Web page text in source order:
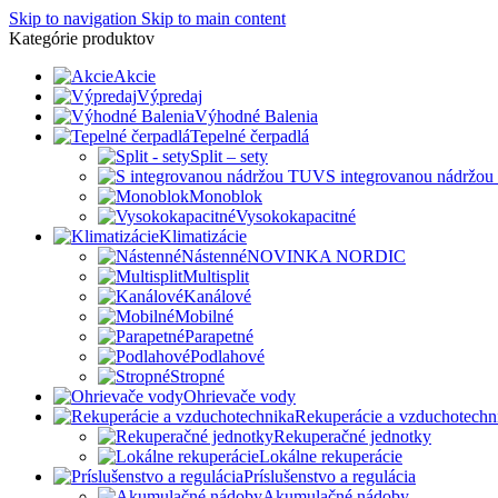
Skip to navigation Skip to main content
Kategórie produktov
Akcie
Výpredaj
Výhodné Balenia
Tepelné čerpadlá
Split – sety
S integrovanou
Monoblok
Vysokokapacitné
Klimatizácie
NástennéNOVINKA NORDIC
Multisplit
Kanálové
Mobilné
Parapetné
Podlahové
Stropné
Ohrievače vody
Rekuperácie a
Rekuperačné jednotky
Lokálne rekuperácie
Príslušenstvo a regulácia